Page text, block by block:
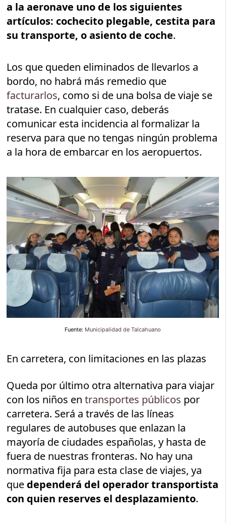
a la aeronave uno de los siguientes
artículos: cochecito plegable, cestita para
su transporte, o asiento de coche.
Los que queden eliminados de llevarlos a
bordo, no habrá más remedio que
facturarlos, como si de una bolsa de viaje se
tratase. En cualquier caso, deberás
comunicar esta incidencia al formalizar la
reserva para que no tengas ningún problema
a la hora de embarcar en los aeropuertos.
Fuente: Municipalidad de Talcahuano
En carretera, con limitaciones en las plazas
Queda por último otra alternativa para viajar
con los niños entransportes públicos por
carretera. Será a través de las líneas
regulares de autobuses que enlazan la
mayoría de ciudades españolas, y hasta de
fuera de nuestras fronteras. No hay una
normativa fija para esta clase de viajes, ya
que dependerá del operador transportista
con quien reserves el desplazamiento.